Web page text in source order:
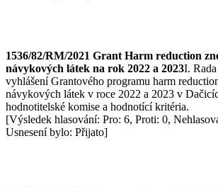
1536/82/RM/2021 Grant Harm reduction
návykových látek na rok 2022 a 2023I.
vyhlášení Grantového programu harm
návykových látek v roce 2022 a 2023 v
hodnotitelské komise a hodnotící kritéria.
[Výsledek hlasování: Pro: 6, Proti: 0,
Usnesení bylo: Přijato]